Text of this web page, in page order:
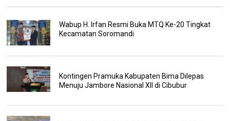
Wabup H. Irfan Resmi Buka MTQ Ke-20 Tingkat
Kecamatan Soromandi
Kontingen Pramuka Kabupaten Bima Dilepas
Menuju Jambore Nasional XII di Cibubur